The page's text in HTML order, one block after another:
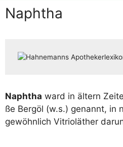
Naphtha
Naph­tha ward in ältern
ße Berg­öl (w.s.) genannt, in
gewöhn­lich Vitriol­äther